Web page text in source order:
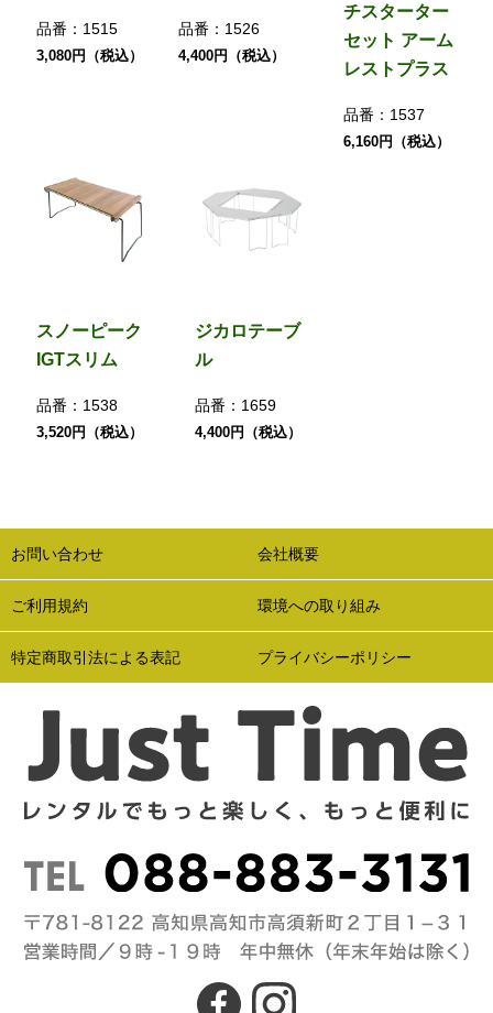
品番： 1515
3,080円（税込）
品番： 1526
4,400円（税込）
チスターター
セット アーム
レストプラス
品番： 1537
6,160円（税込）
スノーピーク
IGTスリム
品番： 1538
3,520円（税込）
ジカロテーブ
ル
品番： 1659
4,400円（税込）
お問い合わせ 会社概要
ご利用規約 環境への取り組み
特定商取引法による表記 プライバシーポリシー